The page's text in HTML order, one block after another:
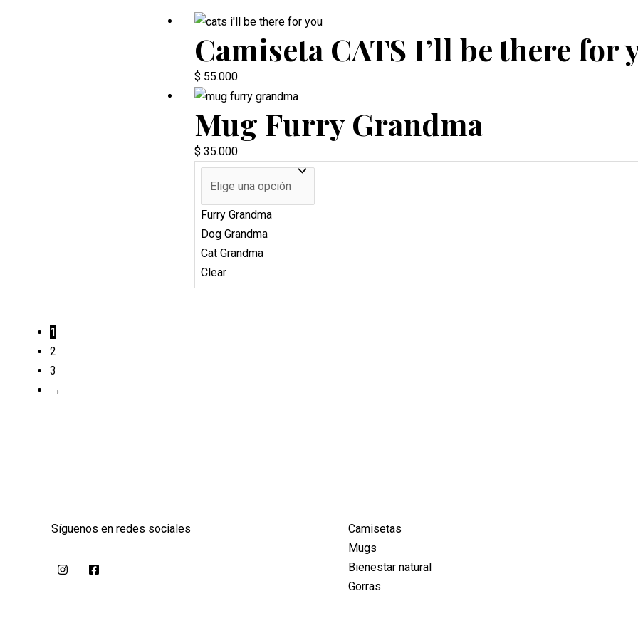
Camiseta CATS I’ll be there for
$ 55.000
Mug Furry Grandma
$ 35.000
Furry Grandma
Dog Grandma
Cat Grandma
Clear
1
2
3
→
Síguenos en redes sociales
Camisetas
Mugs
Bienestar natural
Gorras